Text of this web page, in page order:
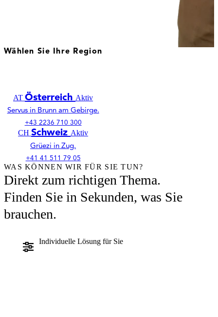
Wählen Sie Ihre Region
ATÖsterreichAktiv
Servus in Brunn am Gebirge.
+43 2236 710 300
CHSchweizAktiv
Grüezi in Zug.
+41 41 511 79 05
WAS KÖNNEN WIR FÜR SIE TUN?
Direkt zum richtigen Thema.
Finden Sie in Sekunden, was Sie
brauchen.
Individuelle Lösung für Sie